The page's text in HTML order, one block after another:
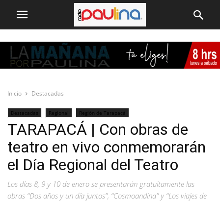
Inicio Destacadas
Destacadas Regional Región de Tarapacá
TARAPACÁ | Con obras de
teatro en vivo conmemorarán
el Día Regional del Teatro
Los días 8, 9 y 10 de enero se presentarán gratuitamente las
obras “Dos años y un día juntos”, “Cosmoandina” y “Los viajes de